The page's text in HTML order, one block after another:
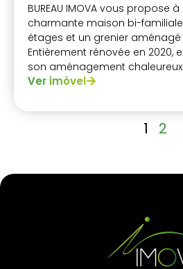
BUREAU IMOVA vous propose
charmante maison bi-familiale
étages et un grenier aménagé
Entièrement rénovée en 2020,
son aménagement
exceptionnelle sur les collines
Ver imóvel
1 2